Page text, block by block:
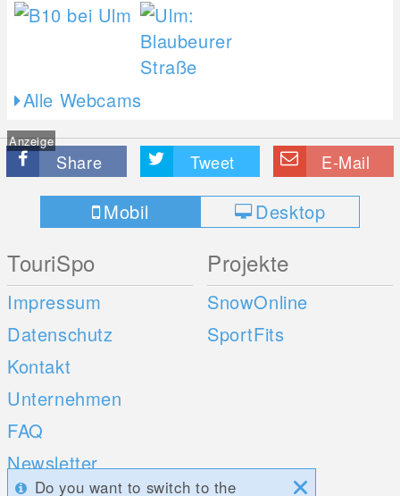
Alle Webcams
Anzeige
Share Tweet E-Mail
Mobil Desktop
TouriSpo
Impressum
Datenschutz
Kontakt
Unternehmen
FAQ
Newsletter
Projekte
SnowOnline
SportFits
Do you want to switch to the